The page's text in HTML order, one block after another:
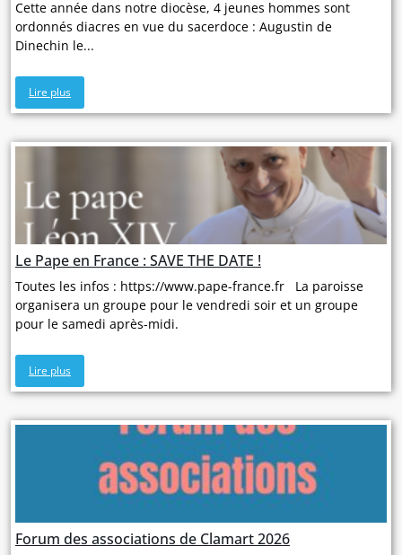
Cette année dans notre diocèse, 4 jeunes hommes sont
ordonnés diacres en vue du sacerdoce : Augustin de
Dinechin le...
Lire plus
Le Pape en France : SAVE THE DATE !
Toutes les infos : https://www.pape-france.fr La paroisse
organisera un groupe pour le vendredi soir et un groupe
pour le samedi après-midi.
Lire plus
Forum des associations de Clamart 2026